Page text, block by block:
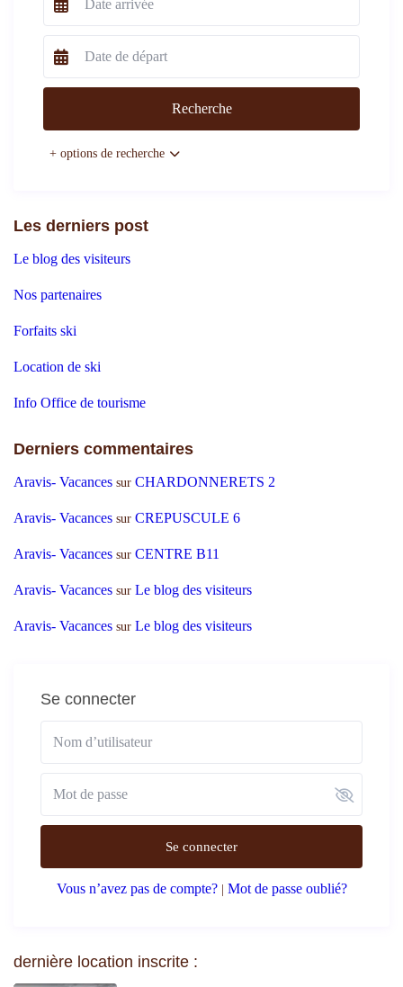
+ options de recherche
Les derniers post
Le blog des visiteurs
Nos partenaires
Forfaits ski
Location de ski
Info Office de tourisme
Derniers commentaires
Aravis- Vacances surCHARDONNERETS 2
Aravis- Vacances surCREPUSCULE 6
Aravis- Vacances surCENTRE B11
Aravis- Vacances surLe blog des visiteurs
Aravis- Vacances surLe blog des visiteurs
Se connecter
Se connecter
Vous n’avez pas de compte?| Mot de passe oublié?
dernière location inscrite :